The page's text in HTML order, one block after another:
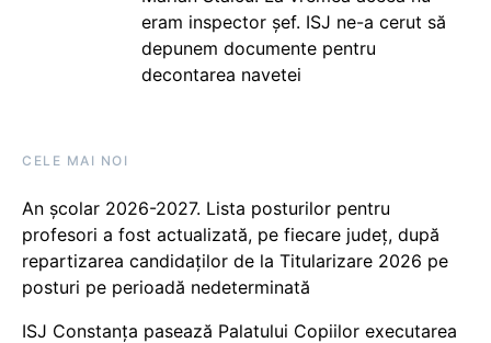
eram inspector șef. ISJ ne-a cerut să
depunem documente pentru
decontarea navetei
CELE MAI NOI
An școlar 2026-2027. Lista posturilor pentru
profesori a fost actualizată, pe fiecare județ, după
repartizarea candidaților de la Titularizare 2026 pe
posturi pe perioadă nedeterminată
ISJ Constanța pasează Palatului Copiilor executarea